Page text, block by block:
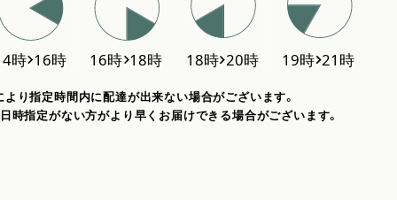
り指定時間内に配達が出来ない場合がございます。
時指定がない方がより早くお届けできる場合がございます。